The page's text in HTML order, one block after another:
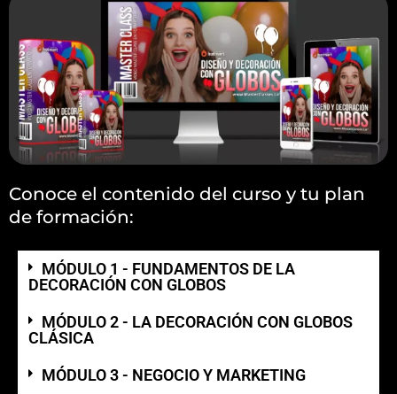
Conoce el contenido del curso y tu plan
de formación:
MÓDULO 1 - FUNDAMENTOS DE LA
DECORACIÓN CON GLOBOS
MÓDULO 2 - LA DECORACIÓN CON GLOBOS
CLÁSICA
MÓDULO 3 - NEGOCIO Y MARKETING